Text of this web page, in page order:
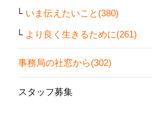
いま伝えたいこと(380)
より良く生きるために(261)
事務局の社窓から(302)
スタッフ募集